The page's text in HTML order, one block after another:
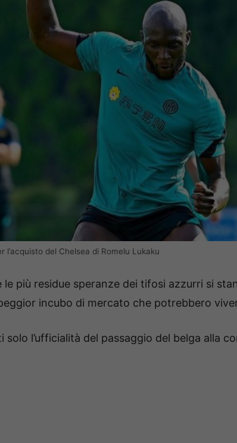
l’acquisto del Chelsea di Romelu Lukaku
le più residue speranze dei tifosi azzurri si
incubo di mercato che potrebbero
solo l’ufficialità del passaggio del belga alla